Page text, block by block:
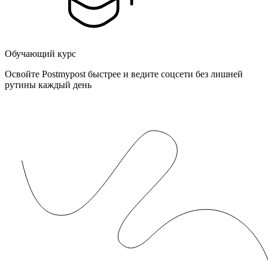
Обучающий курс
Освойте Postmypost быстрее и ведите соцсети без лишней
рутины каждый день